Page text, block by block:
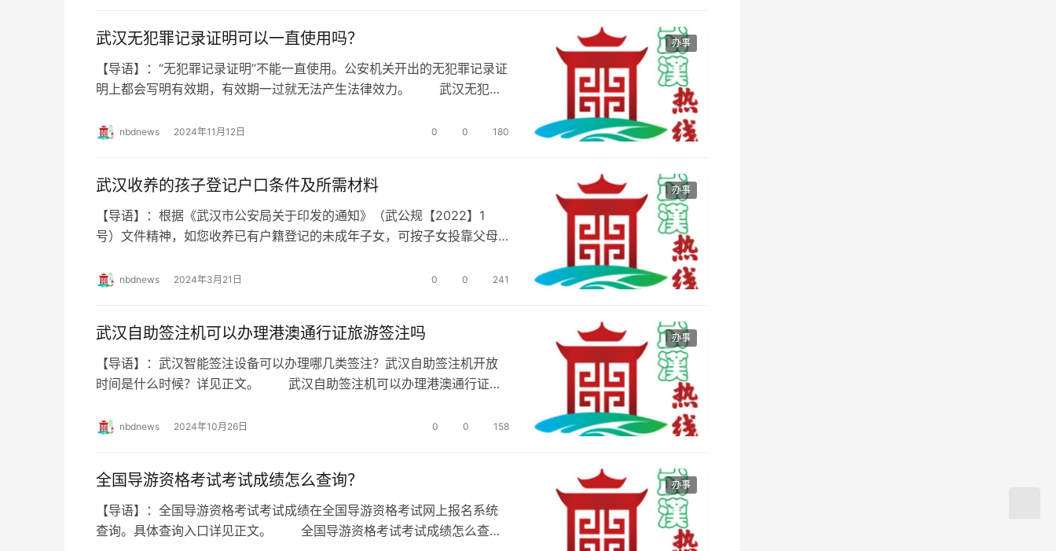
办事
武汉无犯罪记录证明可以一直使用吗？
【导语】：“无犯罪记录证明”不能一直使用。公安机关开出的无犯罪记录证
明上都会写明有效期，有效期一过就无法产生法律效力。 武汉无犯罪
nbdnews 2024年11月12日 0 0 180
办事
武汉收养的孩子登记户口条件及所需材料
【导语】：根据《武汉市公安局关于印发的通知》（武公规【2022】1
号）文件精神，如您收养已有户籍登记的未成年子女，可按子女投靠父母
nbdnews 2024年3月21日 0 0 241
办事
武汉自助签注机可以办理港澳通行证旅游签注吗
【导语】：武汉智能签注设备可以办理哪几类签注？武汉自助签注机开放
时间是什么时候？详见正文。 武汉自助签注机可以办理港澳通行证旅
nbdnews 2024年10月26日 0 0 158
办事
全国导游资格考试考试成绩怎么查询？
【导语】：全国导游资格考试考试成绩在全国导游资格考试网上报名系统
查询。具体查询入口详见正文。 全国导游资格考试考试成绩怎么查